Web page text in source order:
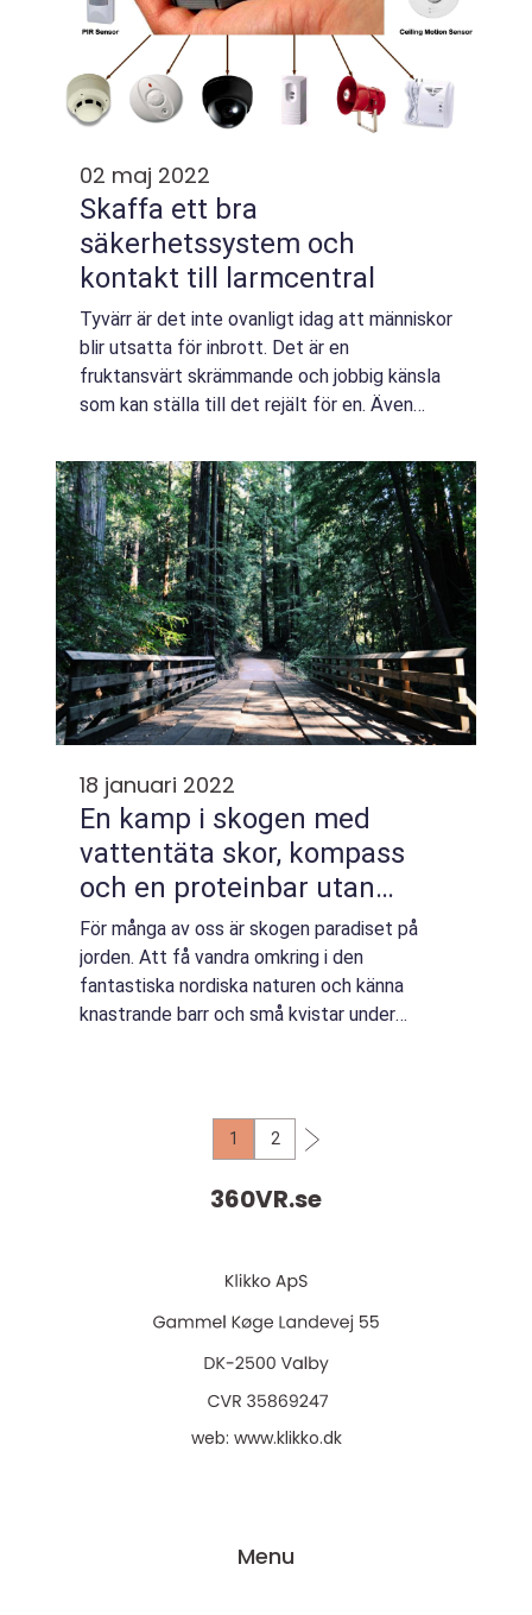
02 maj 2022
Skaffa ett bra
säkerhetssystem och
kontakt till larmcentral
Tyvärr är det inte ovanligt idag att människor
blir utsatta för inbrott. Det är en
fruktansvärt skrämmande och jobbig känsla
som kan ställa till det rejält för en. Även
trots det obehagligt att människor t...
18 januari 2022
En kamp i skogen med
vattentäta skor, kompass
och en proteinbar utan
socker
För många av oss är skogen paradiset på
jorden. Att få vandra omkring i den
fantastiska nordiska naturen och känna
knastrande barr och små kvistar under
1 2
360VR.se
web: www.klikko.dk
Menu